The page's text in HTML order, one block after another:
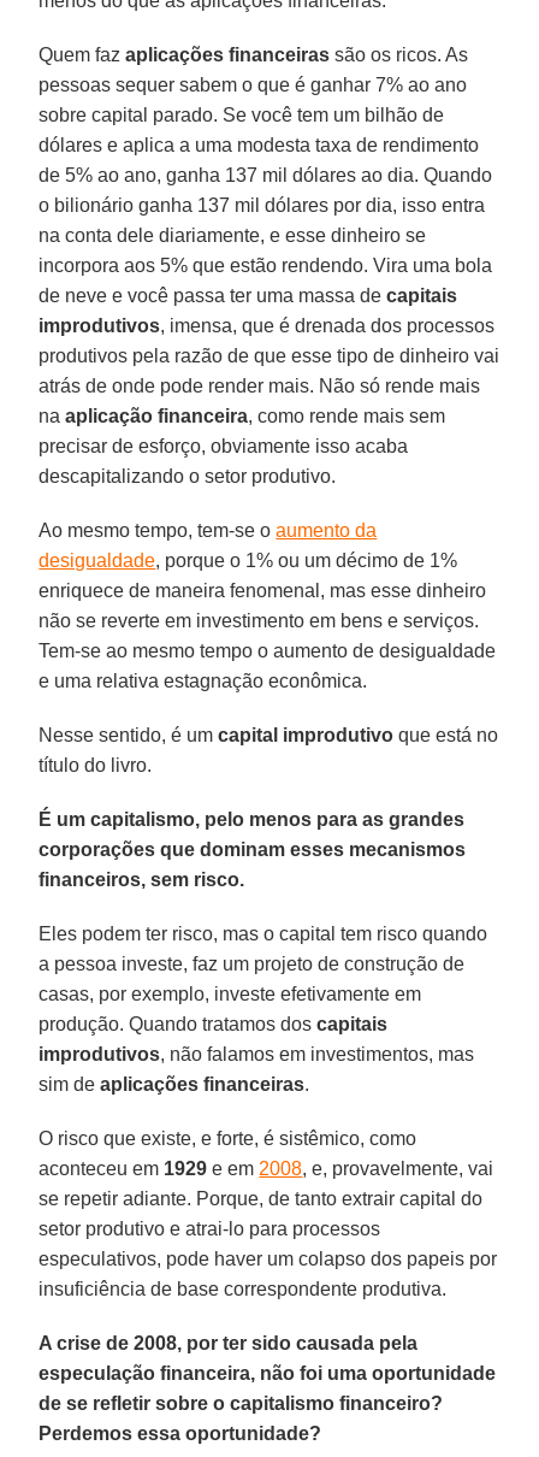
Quem fazaplicações financeiras são os ricos. As
pessoas sequer sabem o que é ganhar 7% ao ano
sobre capital parado. Se você tem um bilhão de
dólares e aplica a uma modesta taxa de rendimento
de 5% ao ano, ganha 137 mil dólares ao dia. Quando
o bilionário ganha 137 mil dólares por dia, isso entra
na conta dele diariamente, e esse dinheiro se
incorpora aos 5% que estão rendendo. Vira uma bola
de neve e você passa ter uma massa decapitais
improdutivos, imensa, que é drenada dos processos
produtivos pela razão de que esse tipo de dinheiro vai
atrás de onde pode render mais. Não só rende mais
na aplicação financeira, como rende mais sem
precisar de esforço, obviamente isso acaba
descapitalizando o setor produtivo.
Ao mesmo tempo, tem-se oaumento da
desigualdade, porque o 1% ou um décimo de 1%
enriquece de maneira fenomenal, mas esse dinheiro
não se reverte em investimento em bens e serviços.
Tem-se ao mesmo tempo o aumento de desigualdade
e uma relativa estagnação econômica.
Nesse sentido, é umcapital improdutivo que está no
título do livro.
É um capitalismo, pelo menos para as grandes
corporações que dominam esses mecanismos
financeiros, sem risco.
Eles podem ter risco, mas o capital tem risco quando
a pessoa investe, faz um projeto de construção de
casas, por exemplo, investe efetivamente em
produção. Quando tratamos doscapitais
improdutivos, não falamos em investimentos, mas
sim deaplicações financeiras.
O risco que existe, e forte, é sistêmico, como
aconteceu em 1929 e em 2008, e, provavelmente, vai
se repetir adiante. Porque, de tanto extrair capital do
setor produtivo e atrai-lo para processos
especulativos, pode haver um colapso dos papeis por
insuficiência de base correspondente produtiva.
A crise de 2008, por ter sido causada pela
especulação financeira, não foi uma oportunidade
de se refletir sobre o capitalismo financeiro?
Perdemos essa oportunidade?